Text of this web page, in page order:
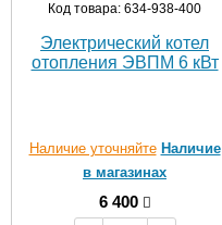
Код товара: 634-938-400
Электрический котел
отопления ЭВПМ 6 кВт
Наличие уточняйте Наличие
в магазинах
6 400